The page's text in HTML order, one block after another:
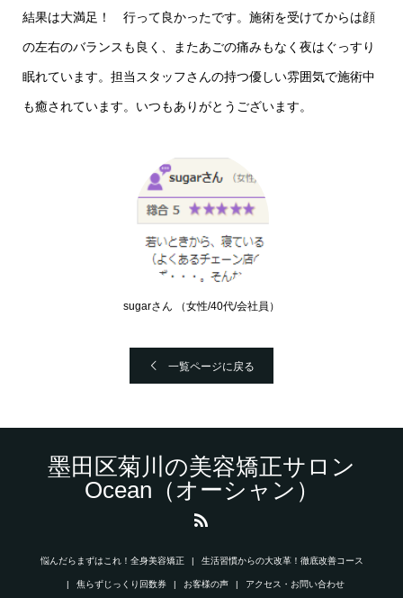
結果は大満足！ 行って良かったです。施術を受けてからは顔
の左右のバランスも良く、またあごの痛みもなく夜はぐっすり
眠れています。担当スタッフさんの持つ優しい雰囲気で施術中
も癒されています。いつもありがとうございます。
sugarさん （女性/40代/会社員）
一覧ページに戻る
墨田区菊川の美容矯正サロン
Ocean（オーシャン）
悩んだらまずはこれ！全身美容矯正 生活習慣からの大改革！徹底改善コース
焦らずじっくり回数券 お客様の声 アクセス・お問い合わせ